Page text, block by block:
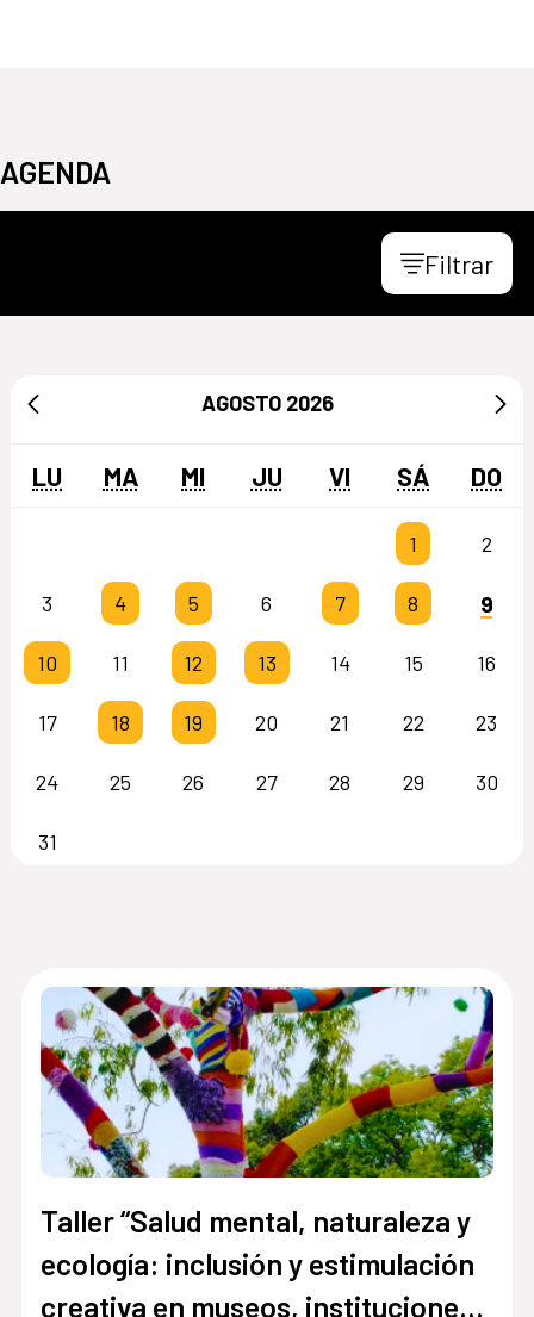
AGENDA
Filtrar
Taller “Salud mental, naturaleza y
ecología: inclusión y estimulación
creativa en museos, instituciones y
AGOSTO 2026
LU MA MI JU VI SÁ DO
1 2
3 4 5 6 7 8 9
10 11 12 13 14 15 16
17 18 19 20 21 22 23
24 25 26 27 28 29 30
31